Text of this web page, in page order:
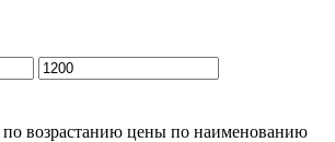
по возрастанию цены по наименованию